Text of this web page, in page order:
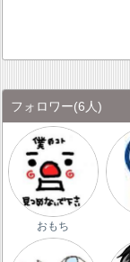
フォロワー(6人)
おもち